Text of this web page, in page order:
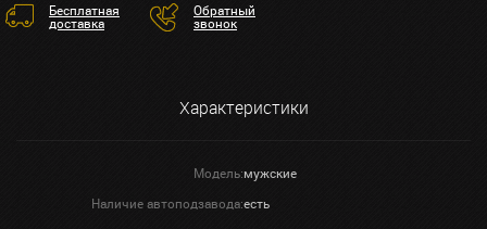
Бесплатная
доставка
Обратный
звонок
Характеристики
Модель:мужские
Наличие автоподзавода:есть